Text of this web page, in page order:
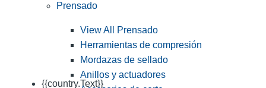
{{country.Text}}
Prensado
View All Prensado
Herramientas de compresión
Mordazas de sellado
Anillos y actuadores